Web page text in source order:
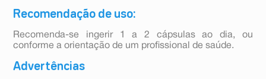
Recomendação de uso:
Recomenda-se ingerir 1 a 2 cápsulas ao dia, ou
conforme a orientação de um profissional de saúde.
Advertências